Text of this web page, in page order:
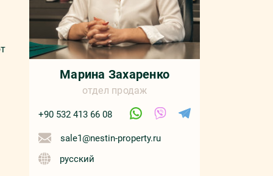
Марина Захаренко
отдел продаж
+90 532 413 66 08
sale1@nestin-property.ru
русский